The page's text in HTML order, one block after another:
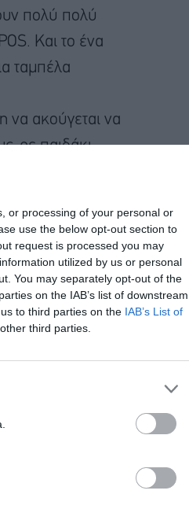
or processing of your personal or
use the below opt-out section to
request is processed you may
utilized by us or personal
You may separately opt-out of the
on the IAB’s list of downstream
to third parties on the IAB’s List of
third parties.
πολύ πολύ
Και το ένα
ταμπέλα
να ακούγεται να
ρε παιδάκι